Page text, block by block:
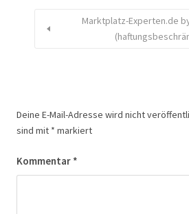
Marktplatz-Experten.de by
Deine E-Mail-Adresse wird nicht
sind mit * markiert
Kommentar *